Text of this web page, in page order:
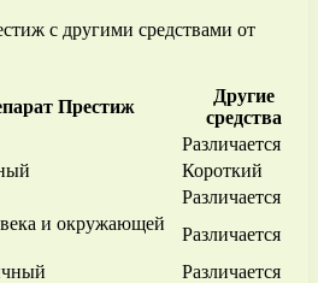
с другими средствами от
Престиж
Другие
средства
Различается
Короткий
Различается
и окружающей
Различается
Различается